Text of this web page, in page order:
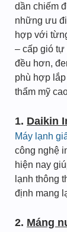
dần chiếm
những ưu
hợp với
– cấp gió tự
đều hơn,
phù hợp
thẩm mỹ
1. Daikin
Máy lạnh
công nghệ
hiện nay
lạnh thông
định mang
2. Máng